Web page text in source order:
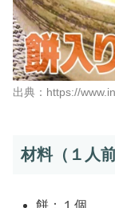
出典：https://
材料（１人前